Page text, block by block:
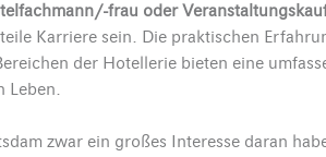
frau oder
Karriere sein. Die praktischen
der Hotellerie bieten eine
Leben.
zwar ein großes Interesse daran